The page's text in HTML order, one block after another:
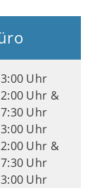
Uhr
Uhr &
Uhr
Uhr
Uhr &
Uhr
Uhr